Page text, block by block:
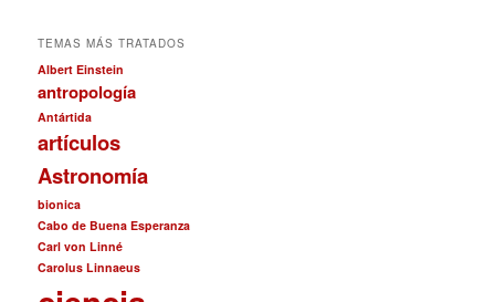
TEMAS MÁS TRATADOS
Albert Einstein
antropología
Antártida
artículos
Astronomía
bionica
Cabo de Buena Esperanza
Carl von Linné
Carolus Linnaeus